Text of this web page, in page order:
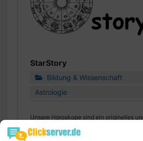
StarStory
Bildung & Wissenschaft
Astrologie
Unsere Horoskope sind ein originelles
persönliches Geschenk. Sei es zum